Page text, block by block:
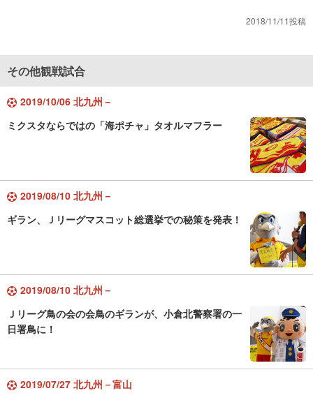
2018/11/11投稿
その他観戦試合
2019/10/06 北九州－
ミクスタならではの「海ポチャ」タオルマフラー
2019/08/10 北九州－
ギラン、Ｊリーグマスコット総選挙での秘策を発表！
2019/08/10 北九州－
Ｊリーグ鳥の会の会鳥のギランが、小倉北警察署の一
日署鳥に！
2019/07/27 北九州－富山